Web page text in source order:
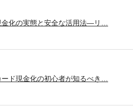
化の実態と安全な活用法—リ…
ド現金化の初心者が知るべき…